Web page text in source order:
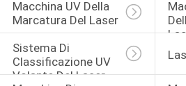
Macchina UV Della
Marcatura Del Laser
Sistema Di
Classificazione UV
Volante Del Laser